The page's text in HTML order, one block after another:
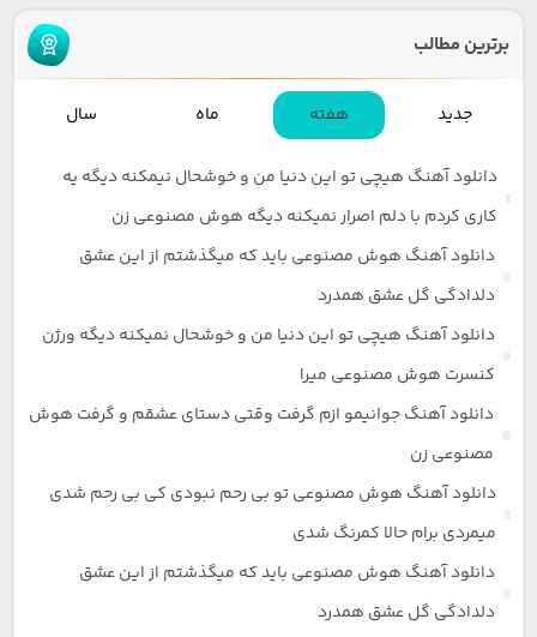
برترین مطالب
جدید هفته ماه سال
دانلود آهنگ هیچی تو این دنیا من و خوشحال نیمکنه دیگه یه
کاری کردم با دلم اصرار نمیکنه دیگه هوش مصنوعی زن
دانلود آهنگ هوش مصنوعی باید که میگذشتم از این عشق
دلدادگی گل عشق همدرد
دانلود آهنگ هیچی تو این دنیا من و خوشحال نمیکنه دیگه ورژن
کنسرت هوش مصنوعی میرا
دانلود آهنگ جوانیمو ازم گرفت وقتی دستای عشقم و گرفت هوش
مصنوعی زن
دانلود آهنگ هوش مصنوعی تو بی رحم نبودی کی بی رحم شدی
میمردی برام حالا کمرنگ شدی
دانلود آهنگ هوش مصنوعی باید که میگذشتم از این عشق
دلدادگی گل عشق همدرد